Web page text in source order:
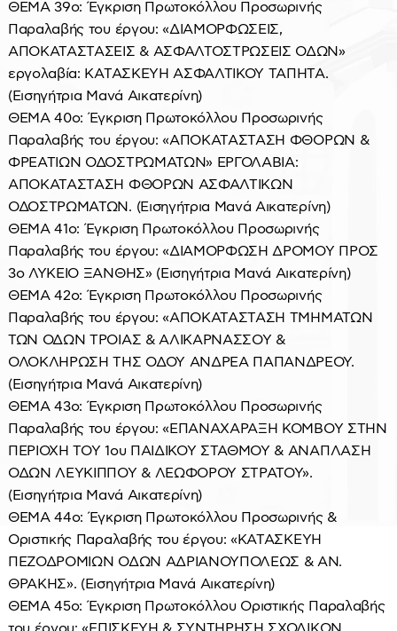
ΘΕΜΑ 39ο: Έγκριση Πρωτοκόλλου Προσωρινής
Παραλαβής του έργου: «ΔΙΑΜΟΡΦΩΣΕΙΣ,
ΑΠΟΚΑΤΑΣΤΑΣΕΙΣ & ΑΣΦΑΛΤΟΣΤΡΩΣΕΙΣ ΟΔΩΝ»
εργολαβία: ΚΑΤΑΣΚΕΥΗ ΑΣΦΑΛΤΙΚΟΥ ΤΑΠΗΤΑ.
(Εισηγήτρια Μανά Αικατερίνη)
ΘΕΜΑ 40ο: Έγκριση Πρωτοκόλλου Προσωρινής
Παραλαβής του έργου: «ΑΠΟΚΑΤΑΣΤΑΣΗ ΦΘΟΡΩΝ &
ΦΡΕΑΤΙΩΝ ΟΔΟΣΤΡΩΜΑΤΩΝ» ΕΡΓΟΛΑΒΙΑ:
ΑΠΟΚΑΤΑΣΤΑΣΗ ΦΘΟΡΩΝ ΑΣΦΑΛΤΙΚΩΝ
ΟΔΟΣΤΡΩΜΑΤΩΝ. (Εισηγήτρια Μανά Αικατερίνη)
ΘΕΜΑ 41ο: Έγκριση Πρωτοκόλλου Προσωρινής
Παραλαβής του έργου: «ΔΙΑΜΟΡΦΩΣΗ ΔΡΟΜΟΥ ΠΡΟΣ
3ο ΛΥΚΕΙΟ ΞΑΝΘΗΣ» (Εισηγήτρια Μανά Αικατερίνη)
ΘΕΜΑ 42ο: Έγκριση Πρωτοκόλλου Προσωρινής
Παραλαβής του έργου: «ΑΠΟΚΑΤΑΣΤΑΣΗ ΤΜΗΜΑΤΩΝ
ΤΩΝ ΟΔΩΝ ΤΡΟΙΑΣ & ΑΛΙΚΑΡΝΑΣΣΟΥ &
ΟΛΟΚΛΗΡΩΣΗ ΤΗΣ ΟΔΟΥ ΑΝΔΡΕΑ ΠΑΠΑΝΔΡΕΟΥ.
(Εισηγήτρια Μανά Αικατερίνη)
ΘΕΜΑ 43ο: Έγκριση Πρωτοκόλλου Προσωρινής
Παραλαβής του έργου: «ΕΠΑΝΑΧΑΡΑΞΗ ΚΟΜΒΟΥ ΣΤΗΝ
ΠΕΡΙΟΧΗ ΤΟΥ 1ου ΠΑΙΔΙΚΟΥ ΣΤΑΘΜΟΥ & ΑΝΑΠΛΑΣΗ
ΟΔΩΝ ΛΕΥΚΙΠΠΟΥ & ΛΕΩΦΟΡΟΥ ΣΤΡΑΤΟΥ».
(Εισηγήτρια Μανά Αικατερίνη)
ΘΕΜΑ 44ο: Έγκριση Πρωτοκόλλου Προσωρινής &
Οριστικής Παραλαβής του έργου: «ΚΑΤΑΣΚΕΥΗ
ΠΕΖΟΔΡΟΜΙΩΝ ΟΔΩΝ ΑΔΡΙΑΝΟΥΠΟΛΕΩΣ & ΑΝ.
ΘΡΑΚΗΣ». (Εισηγήτρια Μανά Αικατερίνη)
ΘΕΜΑ 45ο: Έγκριση Πρωτοκόλλου Οριστικής Παραλαβής